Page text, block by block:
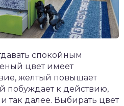
спокойным
цвет имеет
желтый повышает
побуждает к действию,
так далее. Выбирать цвет